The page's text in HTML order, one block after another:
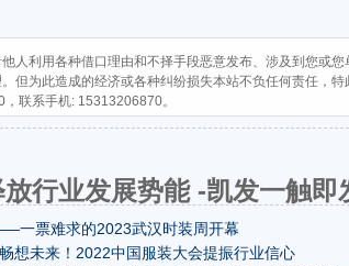
人利用各种借口理由和不择手段恶意发布、涉及到您或您
但为此造成的经济或各种纠纷损失本站不负任何责任，特
联系手机: 15313206870。
行业发展势能 -凯发一触即
一票难求的2023武汉时装周开幕
想未来！2022中国服装大会提振行业信心